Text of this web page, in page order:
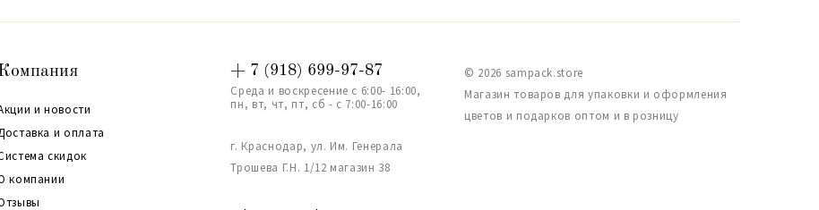
и новости
и оплата
скидок
компании
+ 7 (918) 699-97-87
Среда и воскресение с 6:00- 16:00,
пн, вт, чт, пт, сб - с 7:00-16:00
г. Краснодар, ул. Им. Генерала
Трошева Г.Н. 1/12 магазин 38
© 2026 sampack.store
Магазин товаров для упаковки и оформления
цветов и подарков оптом и в розницу